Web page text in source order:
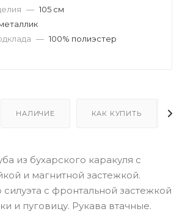
— 105 см
— 100% полиэстер
НАЛИЧИЕ КАК КУПИТЬ
из бухарского каракуля с
и магнитной застежкой.
с фронтальной застежкой
и пуговицу. Рукава втачные.